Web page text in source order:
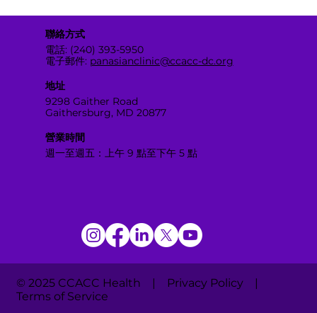
聯絡方式
電話: (240) 393-5950
電子郵件: panasianclinic@ccacc-dc.org
地址
9298 Gaither Road
Gaithersburg, MD 20877
營業時間
週一至週五：上午 9 點至下午 5 點
© 2025 CCACC Health | Privacy Policy |
Terms of Service